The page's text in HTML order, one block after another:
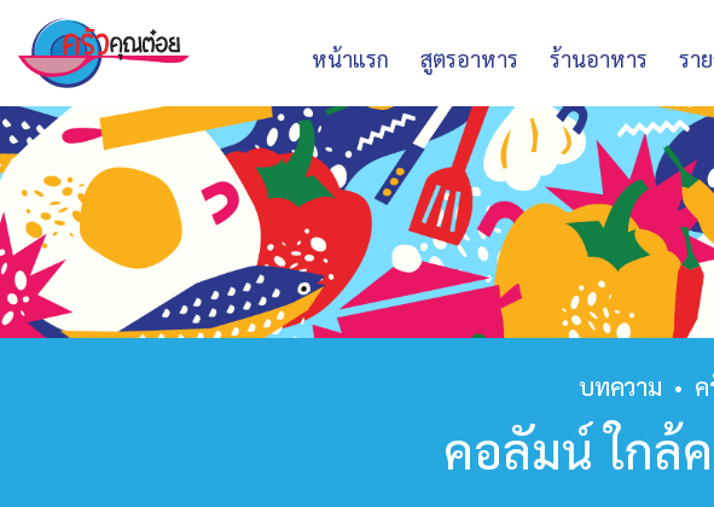
หน้าแรก สูตรอาหาร ร้านอาหาร รา
บทความ •
คอลัมน์ ใกล้